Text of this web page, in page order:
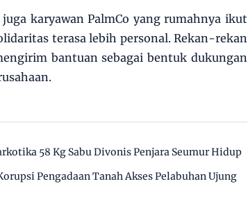
karyawan PalmCo yang rumahnya ikut
terasa lebih personal. Rekan-rekan
bantuan sebagai bentuk dukungan
58 Kg Sabu Divonis Penjara Seumur Hidup
Pengadaan Tanah Akses Pelabuhan Ujung